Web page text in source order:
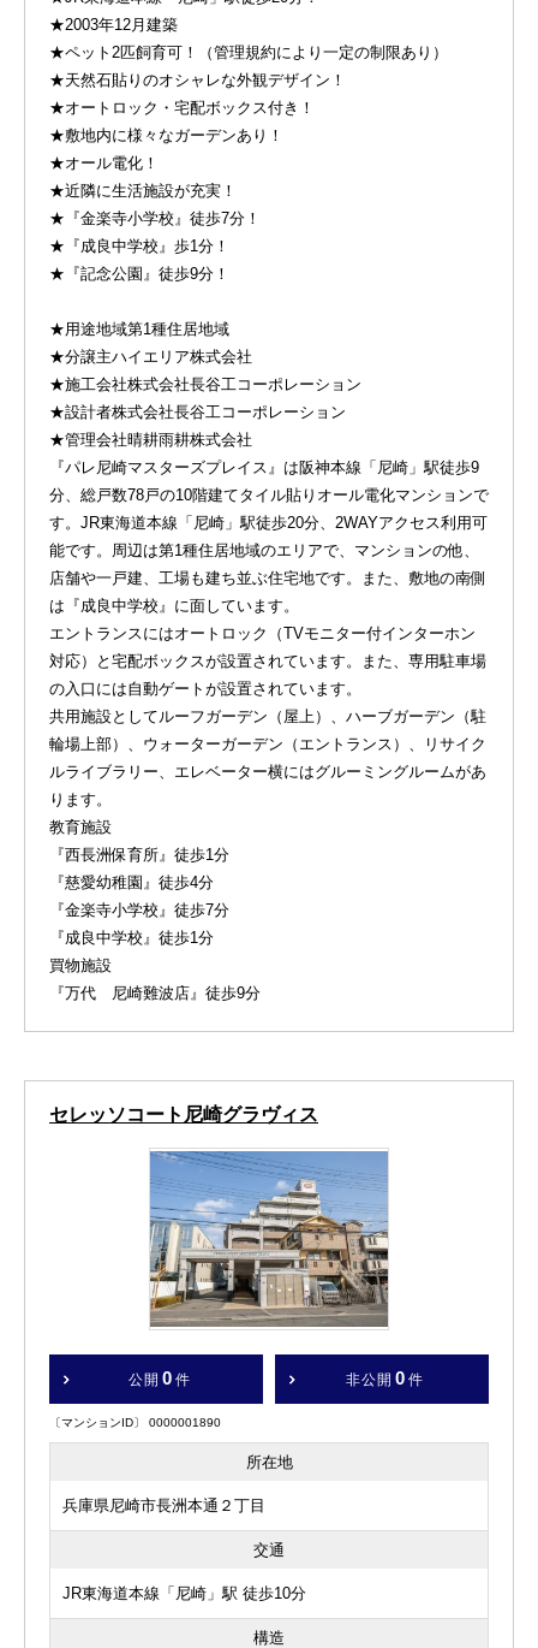
★2003年12月建築
★ペット2匹飼育可！（管理規約により一定の制限あり）
★天然石貼りのオシャレな外観デザイン！
★オートロック・宅配ボックス付き！
★敷地内に様々なガーデンあり！
★オール電化！
★近隣に生活施設が充実！
★『金楽寺小学校』徒歩7分！
★『成良中学校』歩1分！
★『記念公園』徒歩9分！
★用途地域第1種住居地域
★分譲主ハイエリア株式会社
★施工会社株式会社長谷工コーポレーション
★設計者株式会社長谷工コーポレーション
★管理会社晴耕雨耕株式会社
『パレ尼崎マスターズプレイス』は阪神本線「尼崎」駅徒歩9
分、総戸数78戸の10階建てタイル貼りオール電化マンションで
す。JR東海道本線「尼崎」駅徒歩20分、2WAYアクセス利用可
能です。周辺は第1種住居地域のエリアで、マンションの他、
店舗や一戸建、工場も建ち並ぶ住宅地です。また、敷地の南側
は『成良中学校』に面しています。
エントランスにはオートロック（TVモニター付インターホン
対応）と宅配ボックスが設置されています。また、専用駐車場
の入口には自動ゲートが設置されています。
共用施設としてルーフガーデン（屋上）、ハーブガーデン（駐
輪場上部）、ウォーターガーデン（エントランス）、リサイク
ルライブラリー、エレベーター横にはグルーミングルームがあ
ります。
教育施設
『西長洲保育所』徒歩1分
『慈愛幼稚園』徒歩4分
『金楽寺小学校』徒歩7分
『成良中学校』徒歩1分
買物施設
『万代 尼崎難波店』徒歩9分
セレッソコート尼崎グラヴィス
公開 0 件 非公開 0 件
〔マンションID〕 0000001890
所在地
兵庫県尼崎市長洲本通２丁目
交通
JR東海道本線「尼崎」駅 徒歩10分
構造